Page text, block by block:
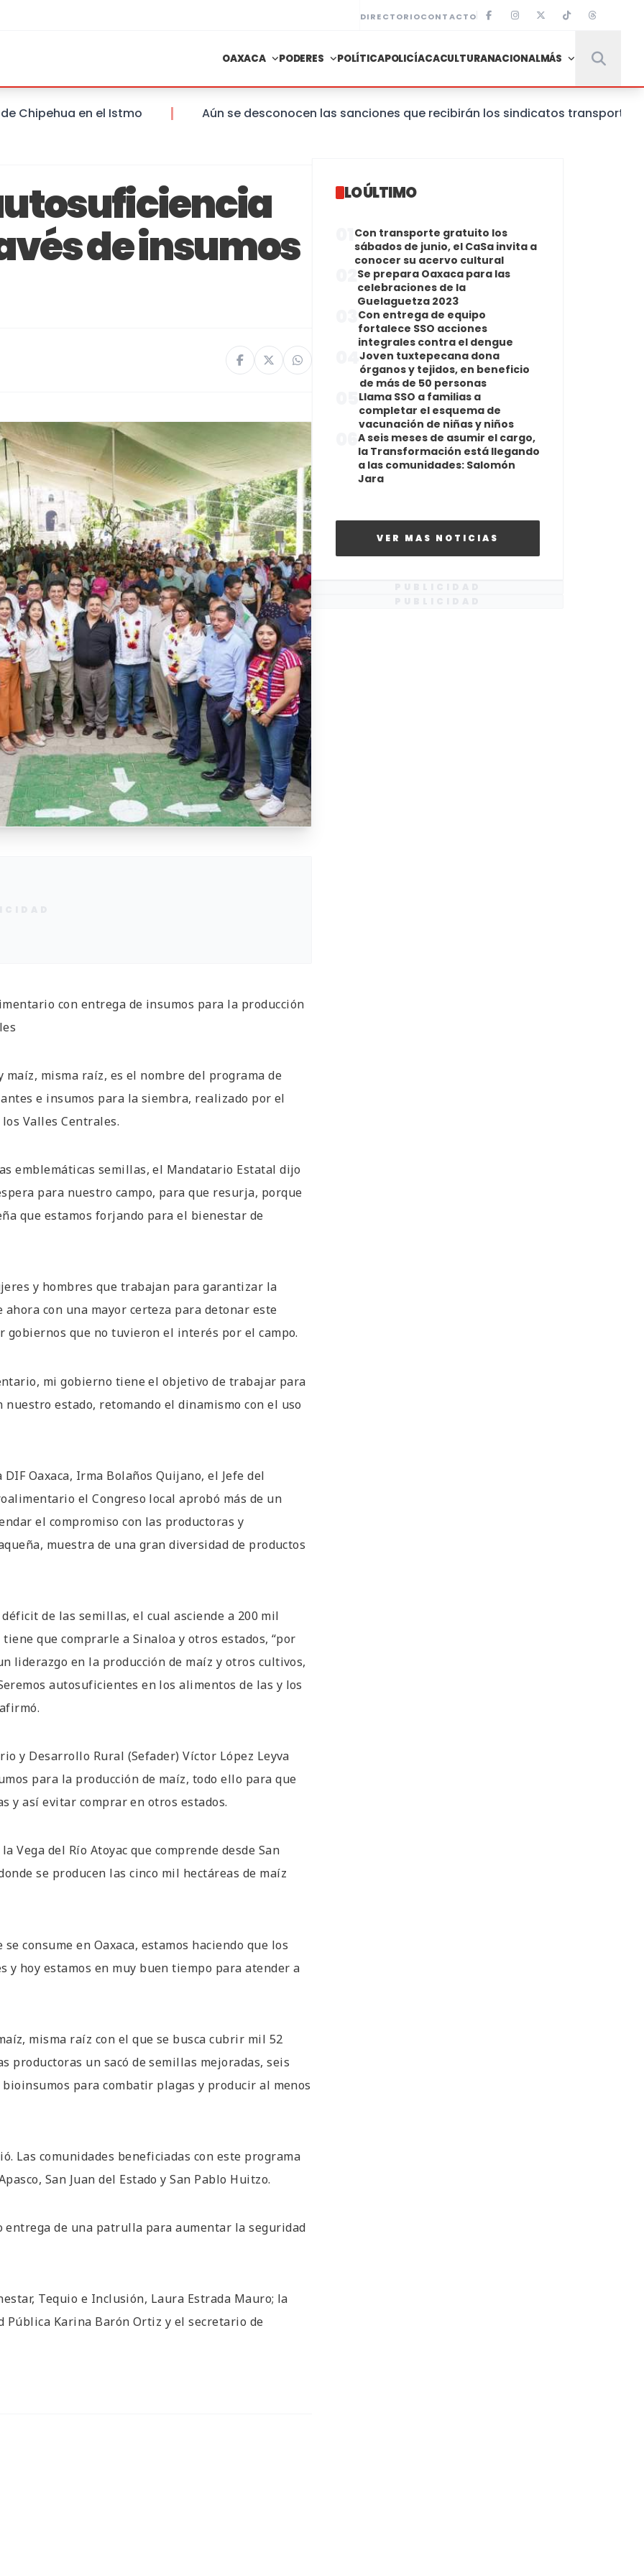
DIRECTORIOCONTACTO
OAXACA PODERES POLÍTICAPOLICÍACACULTURANACIONALMÁS
en el Istmo Aún se desconocen las sanciones que recibirán los sindicatos transportistas
de insumos
con entrega de insumos para la producción
maíz, misma raíz, es el nombre del programa de
e insumos para la siembra, realizado por el
Valles Centrales.
emblemáticas semillas, el Mandatario Estatal dijo
para nuestro campo, para que resurja, porque
que estamos forjando para el bienestar de
y hombres que trabajan para garantizar la
con una mayor certeza para detonar este
gobiernos que no tuvieron el interés por el campo.
mi gobierno tiene el objetivo de trabajar para
estado, retomando el dinamismo con el uso
Oaxaca, Irma Bolaños Quijano, el Jefe del
el Congreso local aprobó más de un
el compromiso con las productoras y
muestra de una gran diversidad de productos
de las semillas, el cual asciende a 200 mil
que comprarle a Sinaloa y otros estados, “por
liderazgo en la producción de maíz y otros cultivos,
autosuficientes en los alimentos de las y los
y Desarrollo Rural (Sefader) Víctor López Leyva
para la producción de maíz, todo ello para que
y así evitar comprar en otros estados.
Vega del Río Atoyac que comprende desde San
se producen las cinco mil hectáreas de maíz
consume en Oaxaca, estamos haciendo que los
hoy estamos en muy buen tiempo para atender a
misma raíz con el que se busca cubrir mil 52
productoras un sacó de semillas mejoradas, seis
para combatir plagas y producir al menos
Las comunidades beneficiadas con este programa
San Juan del Estado y San Pablo Huitzo.
entrega de una patrulla para aumentar la seguridad
Tequio e Inclusión, Laura Estrada Mauro; la
Pública Karina Barón Ortiz y el secretario de
LO ÚLTIMO
Con transporte gratuito los
sábados de junio, el CaSa invita a
conocer su acervo cultural
Se prepara Oaxaca para las
celebraciones de la
Guelaguetza 2023
Con entrega de equipo
fortalece SSO acciones
integrales contra el dengue
Joven tuxtepecana dona
órganos y tejidos, en beneficio
de más de 50 personas
Llama SSO a familias a
completar el esquema de
vacunación de niñas y niños
A seis meses de asumir el cargo,
la Transformación está llegando
a las comunidades: Salomón
Jara
VER MAS NOTICIAS